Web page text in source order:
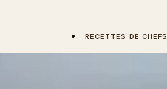
RECETTES DE CHEFS